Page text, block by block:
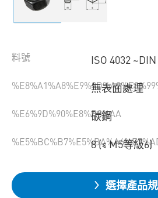
料號 ISO 4032
無表面處理
%E6%9D%90%E8%B3%AA
碳鋼
8 (≤ M5等級6)
選擇產品